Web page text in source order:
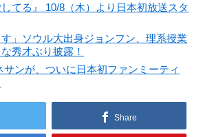
てる』 10/8（木）より日本初放送スタ
す」ソウル大出身ジョンフン、理系授業
秀才ぶり披露！
ンが、ついに日本初ファンミーティ
Share